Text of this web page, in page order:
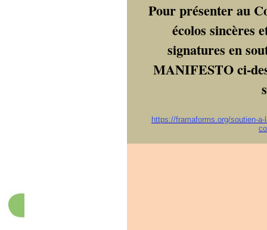
Pour présenter au
écolos sincères
signatures en
MANIFESTO ci-
https://framaforms.org/soutien-